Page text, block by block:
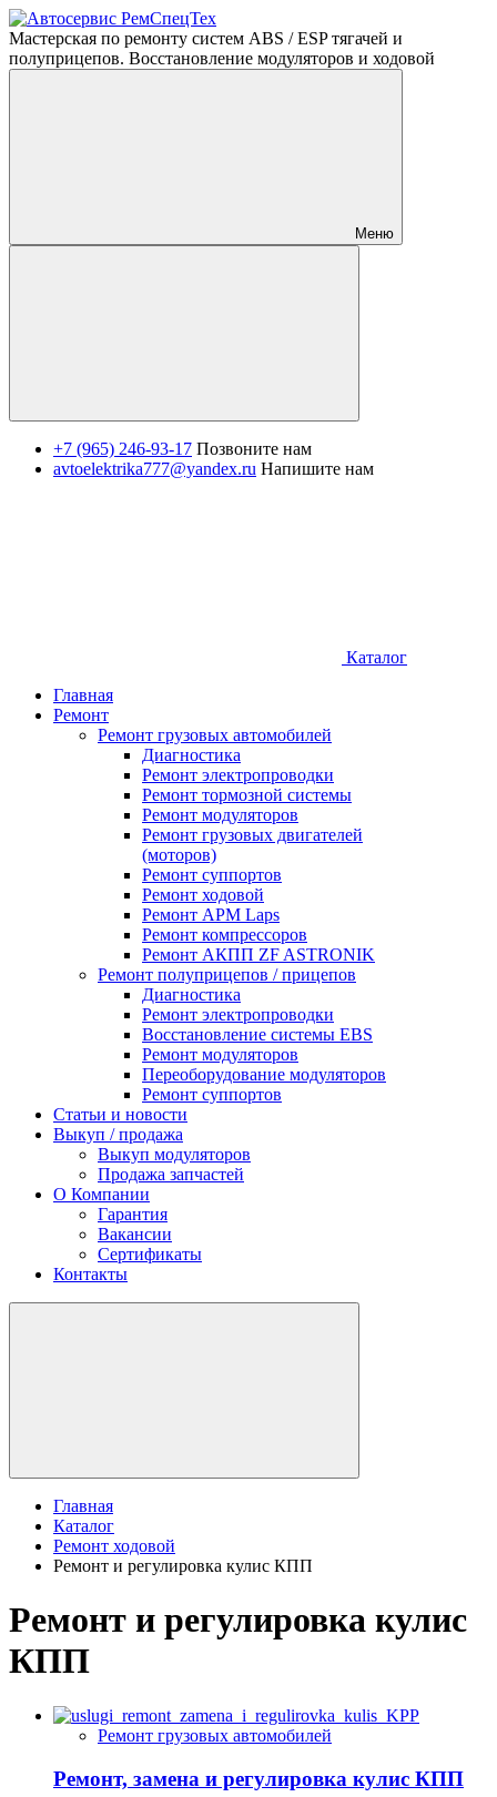
Мастерская по ремонту систем ABS / ESP тягачей и
полуприцепов. Восстановление модуляторов и ходовой
Меню
+7 (965) 246-93-17 Позвоните нам
avtoelektrika777@yandex.ru Напишите нам
Каталог
Главная
Ремонт
Ремонт грузовых автомобилей
Диагностика
Ремонт электропроводки
Ремонт тормозной системы
Ремонт модуляторов
Ремонт грузовых двигателей
(моторов)
Ремонт суппортов
Ремонт ходовой
Ремонт APM Laps
Ремонт компрессоров
Ремонт АКПП ZF ASTRONIK
Ремонт полуприцепов / прицепов
Диагностика
Ремонт электропроводки
Восстановление системы EBS
Ремонт модуляторов
Переоборудование модуляторов
Ремонт суппортов
Статьи и новости
Выкуп / продажа
Выкуп модуляторов
Продажа запчастей
О Компании
Гарантия
Вакансии
Сертификаты
Контакты
Главная
Каталог
Ремонт ходовой
Ремонт и регулировка кулис КПП
Ремонт и регулировка кулис
КПП
Ремонт грузовых автомобилей
Ремонт, замена и регулировка кулис КПП